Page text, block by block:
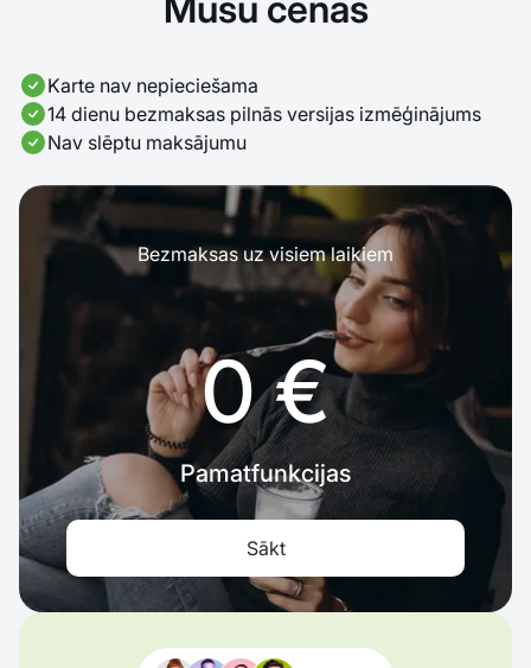
Karte nav nepieciešama
14 dienu bezmaksas pilnās versijas izmēģinājums
Nav slēptu maksājumu
Bezmaksas uz visiem laikiem
0 €
Pamatfunkcijas
Sākt